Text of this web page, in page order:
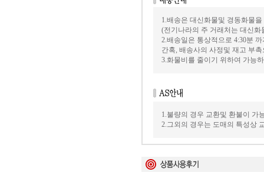
1.배송은 대신화물및 경동화물
(전기나라의 주 거래처는 대신화
2.배송일은 통상적으로 4:30분
간혹, 배송사의 사정및 재고 부
3.화물비를 줄이기 위하여 가능
1.불량의 경우 교환및 환불이 가
2.그외의 경우는 도매의 특성상